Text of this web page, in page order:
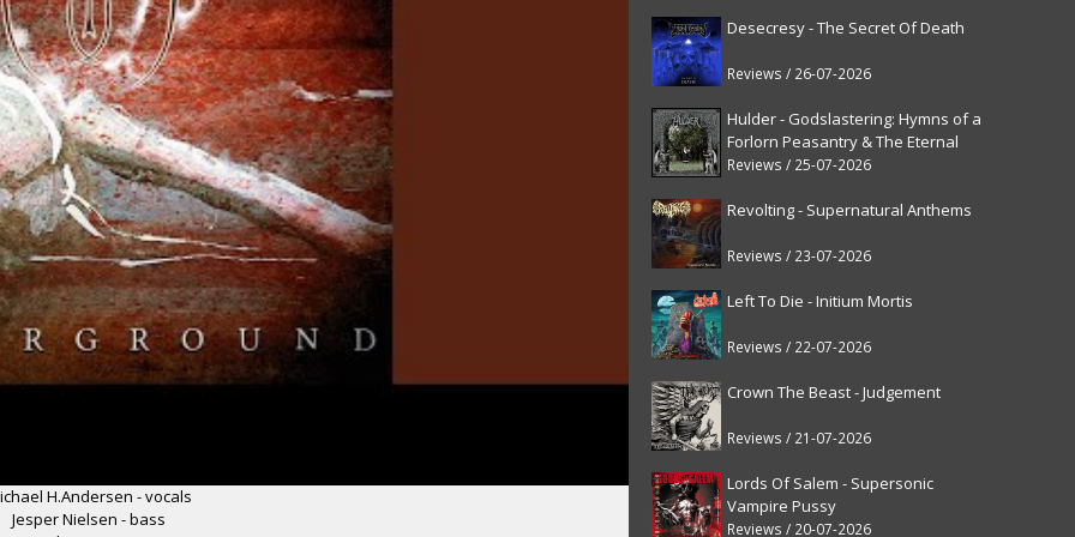
Desecresy - The Secret Of Death
Reviews / 26-07-2026
Hulder - Godslastering: Hymns of a
Forlorn Peasantry & The Eternal
Fanfare [reissue]
Reviews / 25-07-2026
Revolting - Supernatural Anthems
Reviews / 23-07-2026
Left To Die - Initium Mortis
Reviews / 22-07-2026
Crown The Beast - Judgement
Reviews / 21-07-2026
Lords Of Salem - Supersonic
Vampire Pussy
Reviews / 20-07-2026
H.Andersen - vocals
Jesper Nielsen - bass